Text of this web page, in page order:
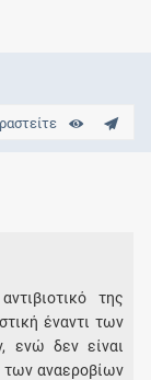
της
έναντι των
ενώ δεν είναι
των αναεροβίων